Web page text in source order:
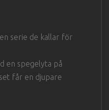
serie de kallar för
en spegelyta på
får en djupare